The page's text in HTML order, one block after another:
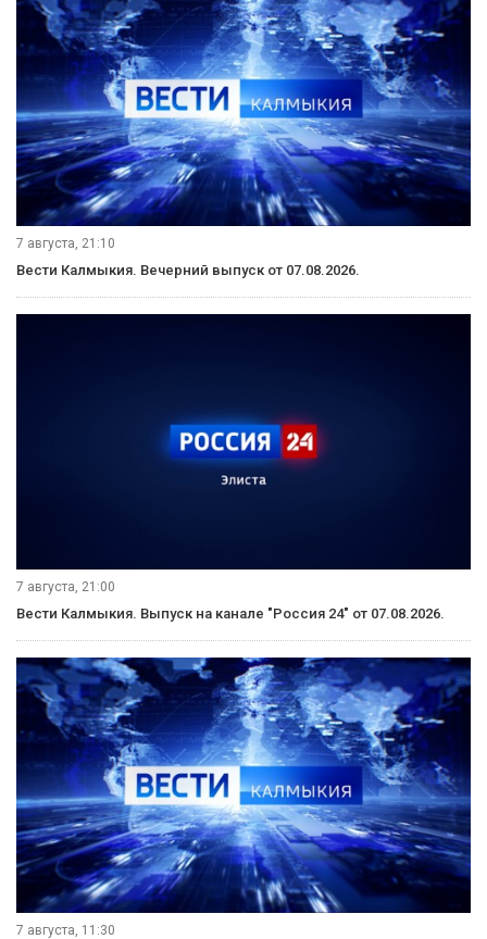
7 августа, 21:10
Вести Калмыкия. Вечерний выпуск от 07.08.2026.
7 августа, 21:00
Вести Калмыкия. Выпуск на канале "Россия 24" от 07.08.2026.
7 августа, 11:30